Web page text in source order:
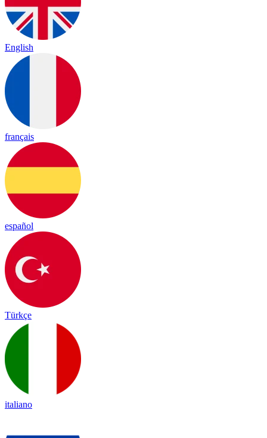
English
français
español
Türkçe
italiano